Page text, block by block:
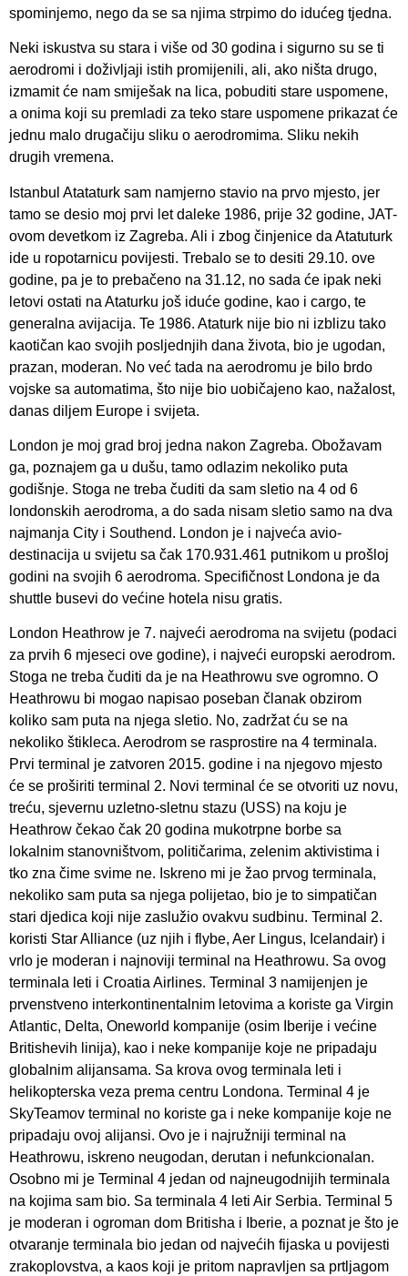
spominjemo, nego da se sa njima strpimo do idućeg tjedna.
Neki iskustva su stara i više od 30 godina i sigurno su se ti
aerodromi i doživljaji istih promijenili, ali, ako ništa drugo,
izmamit će nam smiješak na lica, pobuditi stare uspomene,
a onima koji su premladi za teko stare uspomene prikazat će
jednu malo drugačiju sliku o aerodromima. Sliku nekih
drugih vremena.
Istanbul Atataturk sam namjerno stavio na prvo mjesto, jer
tamo se desio moj prvi let daleke 1986, prije 32 godine, JAT-
ovom devetkom iz Zagreba. Ali i zbog činjenice da Atatuturk
ide u ropotarnicu povijesti. Trebalo se to desiti 29.10. ove
godine, pa je to prebačeno na 31.12, no sada će ipak neki
letovi ostati na Ataturku još iduće godine, kao i cargo, te
generalna avijacija. Te 1986. Ataturk nije bio ni izblizu tako
kaotičan kao svojih posljednjih dana života, bio je ugodan,
prazan, moderan. No već tada na aerodromu je bilo brdo
vojske sa automatima, što nije bio uobičajeno kao, nažalost,
danas diljem Europe i svijeta.
London je moj grad broj jedna nakon Zagreba. Obožavam
ga, poznajem ga u dušu, tamo odlazim nekoliko puta
godišnje. Stoga ne treba čuditi da sam sletio na 4 od 6
londonskih aerodroma, a do sada nisam sletio samo na dva
najmanja City i Southend. London je i najveća avio-
destinacija u svijetu sa čak 170.931.461 putnikom u prošloj
godini na svojih 6 aerodroma. Specifičnost Londona je da
shuttle busevi do većine hotela nisu gratis.
London Heathrow je 7. najveći aerodroma na svijetu (podaci
za prvih 6 mjeseci ove godine), i najveći europski aerodrom.
Stoga ne treba čuditi da je na Heathrowu sve ogromno. O
Heathrowu bi mogao napisao poseban članak obzirom
koliko sam puta na njega sletio. No, zadržat ću se na
nekoliko štikleca. Aerodrom se rasprostire na 4 terminala.
Prvi terminal je zatvoren 2015. godine i na njegovo mjesto
će se proširiti terminal 2. Novi terminal će se otvoriti uz novu,
treću, sjevernu uzletno-sletnu stazu (USS) na koju je
Heathrow čekao čak 20 godina mukotrpne borbe sa
lokalnim stanovništvom, političarima, zelenim aktivistima i
tko zna čime svime ne. Iskreno mi je žao prvog terminala,
nekoliko sam puta sa njega polijetao, bio je to simpatičan
stari djedica koji nije zaslužio ovakvu sudbinu. Terminal 2.
koristi Star Alliance (uz njih i flybe, Aer Lingus, Icelandair) i
vrlo je moderan i najnoviji terminal na Heathrowu. Sa ovog
terminala leti i Croatia Airlines. Terminal 3 namijenjen je
prvenstveno interkontinentalnim letovima a koriste ga Virgin
Atlantic, Delta, Oneworld kompanije (osim Iberije i većine
Britishevih linija), kao i neke kompanije koje ne pripadaju
globalnim alijansama. Sa krova ovog terminala leti i
helikopterska veza prema centru Londona. Terminal 4 je
SkyTeamov terminal no koriste ga i neke kompanije koje ne
pripadaju ovoj alijansi. Ovo je i najružniji terminal na
Heathrowu, iskreno neugodan, derutan i nefunkcionalan.
Osobno mi je Terminal 4 jedan od najneugodnijih terminala
na kojima sam bio. Sa terminala 4 leti Air Serbia. Terminal 5
je moderan i ogroman dom Britisha i Iberie, a poznat je što je
otvaranje terminala bio jedan od najvećih fijaska u povijesti
zrakoplovstva, a kaos koji je pritom napravljen sa prtljagom